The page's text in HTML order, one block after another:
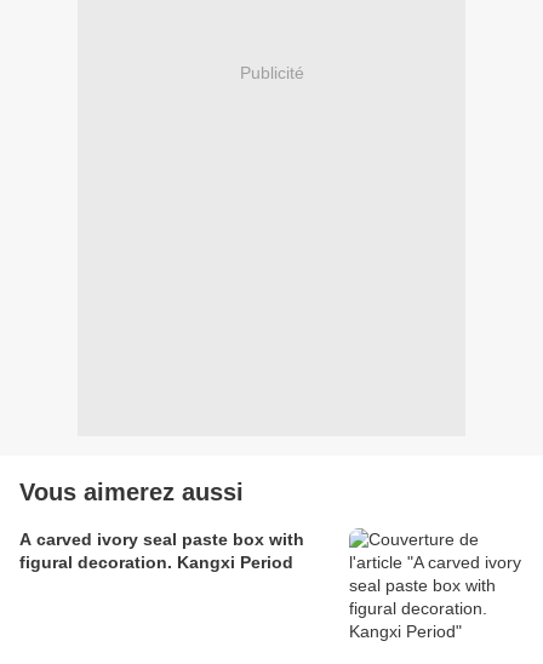
Publicité
Vous aimerez aussi
A carved ivory seal paste box with
figural decoration. Kangxi Period